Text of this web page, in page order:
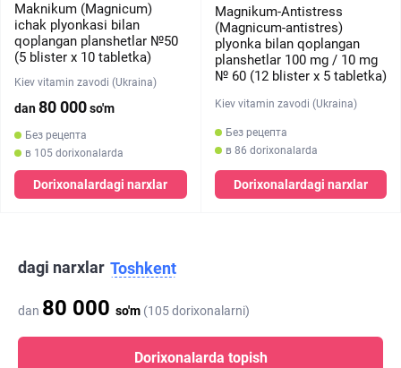
Maknikum (Magnicum)
ichak plyonkasi bilan
qoplangan planshetlar №50
(5 blister х 10 tabletka)
Kiev vitamin zavodi (Ukraina)
dan80 000so'm
Без рецепта
в 105 dorixonalarda
Dorixonalardagi narxlar
Magnikum-Antistress
(Magnicum-antistres)
plyonka bilan qoplangan
planshetlar 100 mg / 10 mg
№ 60 (12 blister х 5 tabletka)
Kiev vitamin zavodi (Ukraina)
Без рецепта
в 86 dorixonalarda
Dorixonalardagi narxlar
dagi narxlar Toshkent
dan 80 000 so'm (105 dorixonalarni)
Dorixonalarda topish